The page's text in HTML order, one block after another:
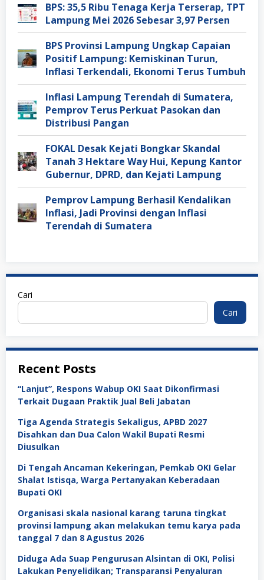
BPS: 35,5 Ribu Tenaga Kerja Terserap, TPT
Lampung Mei 2026 Sebesar 3,97 Persen
BPS Provinsi Lampung Ungkap Capaian
Positif Lampung: Kemiskinan Turun,
Inflasi Terkendali, Ekonomi Terus Tumbuh
Inflasi Lampung Terendah di Sumatera,
Pemprov Terus Perkuat Pasokan dan
Distribusi Pangan
FOKAL Desak Kejati Bongkar Skandal
Tanah 3 Hektare Way Hui, Kepung Kantor
Gubernur, DPRD, dan Kejati Lampung
Pemprov Lampung Berhasil Kendalikan
Inflasi, Jadi Provinsi dengan Inflasi
Terendah di Sumatera
Cari
Cari
Recent Posts
“Lanjut”, Respons Wabup OKI Saat Dikonfirmasi
Terkait Dugaan Praktik Jual Beli Jabatan
Tiga Agenda Strategis Sekaligus, APBD 2027
Disahkan dan Dua Calon Wakil Bupati Resmi
Diusulkan
Di Tengah Ancaman Kekeringan, Pemkab OKI Gelar
Shalat Istisqa, Warga Pertanyakan Keberadaan
Bupati OKI
Organisasi skala nasional karang taruna tingkat
provinsi lampung akan melakukan temu karya pada
tanggal 7 dan 8 Agustus 2026
Diduga Ada Suap Pengurusan Alsintan di OKI, Polisi
Lakukan Penyelidikan; Transparansi Penyaluran